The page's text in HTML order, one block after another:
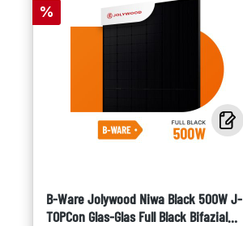
Rabatt
%
B-Ware Jolywood Niwa Black 500W J-
TOPCon Glas-Glas Full Black Bifazial